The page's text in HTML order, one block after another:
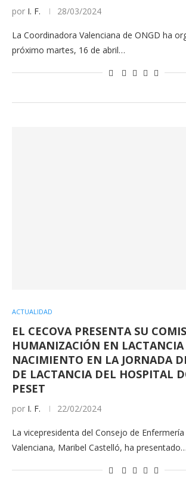
por I. F. 28/03/2024
La Coordinadora Valenciana de ONGD ha
próximo martes, 16 de abril…
ACTUALIDAD
EL CECOVA PRESENTA SU
HUMANIZACIÓN EN LACTANCIA
NACIMIENTO EN LA JORNADA
DE LACTANCIA DEL HOSPITAL
PESET
por I. F. 22/02/2024
La vicepresidenta del Consejo de
Valenciana, Maribel Castelló, ha presentado…